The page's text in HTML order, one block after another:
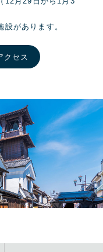
があります。
クセス